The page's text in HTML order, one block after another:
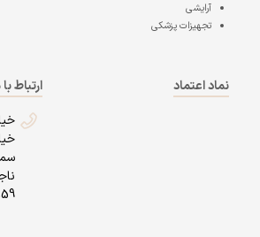
آرایشی
تجهیزات پزشکی
نماد اعتماد
ارتباط